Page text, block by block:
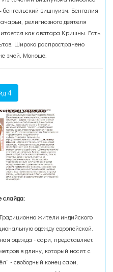
вишнуизм. Бенгалия
религиозного деятеля
как аватара Кришны. Есть
Широко распространено
змей, Моноше.
4
слайда:
жители индийского
одежду европейской.
одежда - сари, представляет
в длину, который носят с
- свободный конец сари,